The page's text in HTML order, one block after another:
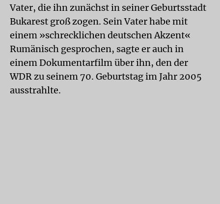
Vater, die ihn zunächst in seiner Geburtsstadt
Bukarest groß zogen. Sein Vater habe mit
einem »schrecklichen deutschen Akzent«
Rumänisch gesprochen, sagte er auch in
einem Dokumentarfilm über ihn, den der
WDR zu seinem 70. Geburtstag im Jahr 2005
ausstrahlte.